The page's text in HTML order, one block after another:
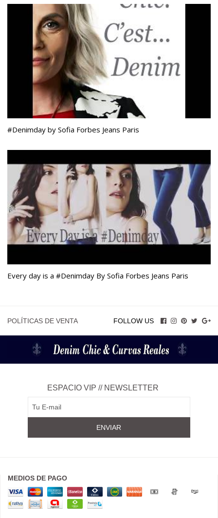
#Denimday by Sofia Forbes Jeans Paris
Every day is a #Denimday​ By Sofia Forbes Jeans Paris
POLÍTICAS DE VENTA FOLLOW US
ESPACIO VIP // NEWSLETTER
MEDIOS DE PAGO